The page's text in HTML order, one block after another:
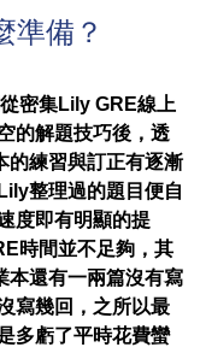
準備？
密集Lily GRE線上
的解題技巧後，透
的練習與訂正有逐漸
整理過的題目便自
度即有明顯的提
時間並不足夠，其
本還有一兩篇沒有寫
寫幾回，之所以最
多虧了平時花費蠻